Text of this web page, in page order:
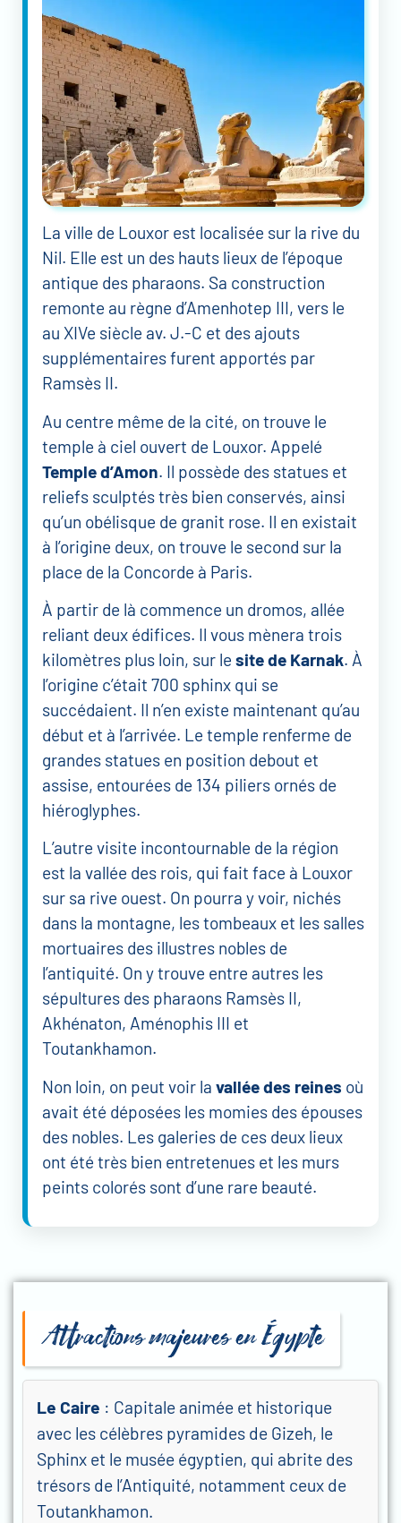
La ville de Louxor est localisée sur la rive du
Nil. Elle est un des hauts lieux de l’époque
antique des pharaons. Sa construction
remonte au règne d’Amenhotep III, vers le
au XIVe siècle av. J.-C et des ajouts
supplémentaires furent apportés par
Ramsès II.
Au centre même de la cité, on trouve le
temple à ciel ouvert de Louxor. Appelé
Temple d’Amon. Il possède des statues et
reliefs sculptés très bien conservés, ainsi
qu’un obélisque de granit rose. Il en existait
à l’origine deux, on trouve le second sur la
place de la Concorde à Paris.
À partir de là commence un dromos, allée
reliant deux édifices. Il vous mènera trois
kilomètres plus loin, sur le site de Karnak. À
l’origine c’était 700 sphinx qui se
succédaient. Il n’en existe maintenant qu’au
début et à l’arrivée. Le temple renferme de
grandes statues en position debout et
assise, entourées de 134 piliers ornés de
hiéroglyphes.
L’autre visite incontournable de la région
est la vallée des rois, qui fait face à Louxor
sur sa rive ouest. On pourra y voir, nichés
dans la montagne, les tombeaux et les salles
mortuaires des illustres nobles de
l’antiquité. On y trouve entre autres les
sépultures des pharaons Ramsès II,
Akhénaton, Aménophis III et
Toutankhamon.
Non loin, on peut voir la vallée des reines où
avait été déposées les momies des épouses
des nobles. Les galeries de ces deux lieux
ont été très bien entretenues et les murs
peints colorés sont d’une rare beauté.
Attractions majeures en Égypte
Le Caire : Capitale animée et historique
avec les célèbres pyramides de Gizeh, le
Sphinx et le musée égyptien, qui abrite des
trésors de l’Antiquité, notamment ceux de
Toutankhamon.